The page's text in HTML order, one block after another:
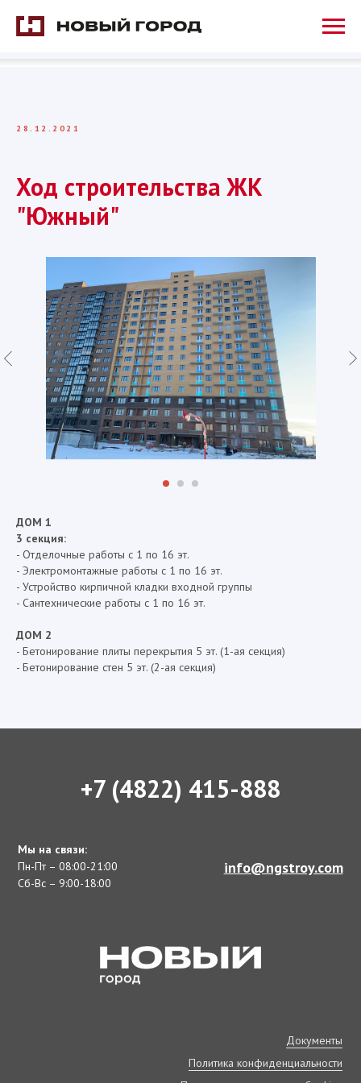
28.12.2021
Ход строительства ЖК
"Южный"
ДОМ 1
3 секция:
- Отделочные работы с 1 по 16 эт.
- Электромонтажные работы с 1 по 16 эт.
- Устройство кирпичной кладки входной группы
- Сантехнические работы с 1 по 16 эт.
ДОМ 2
- Бетонирование плиты перекрытия 5 эт. (1-ая секция)
- Бетонирование стен 5 эт. (2-ая секция)
+7 (4822) 415-888
Мы на связи:
Пн-Пт – 08:00-21:00
Сб-Вс – 9:00-18:00
info@ngstroy.com
Документы
Политика конфиденциальности